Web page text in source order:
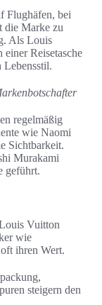
Flughäfen, bei
die Marke zu
Als Louis
Reisetasche
Lebensstil.
regelmäßig
wie Naomi
Sichtbarkeit.
Murakami
geführt.
Vuitton
wie
ihren Wert.
steigern den